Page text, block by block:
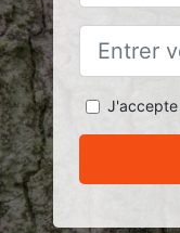
J'accepte